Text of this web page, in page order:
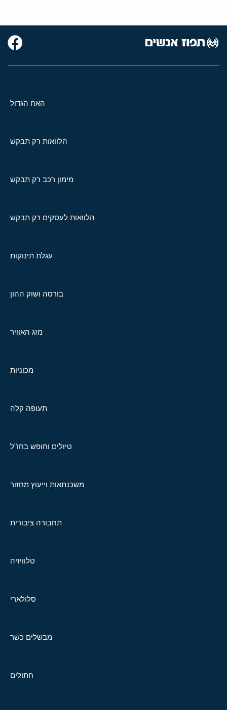
האח הגדול
הלוואות רק תבקש
מימון רכב רק תבקש
הלוואות לעסקים רק תבקש
עגלת תינוקות
בורסה ושוק ההון
מזג האוויר
מכוניות
תעופה קלה
טיולים וחופש בחו"ל
משכנתאות וייעוץ מחזור
תחבורה ציבורית
טלוויזיה
סלולארי
מבשלים כשר
חתולים